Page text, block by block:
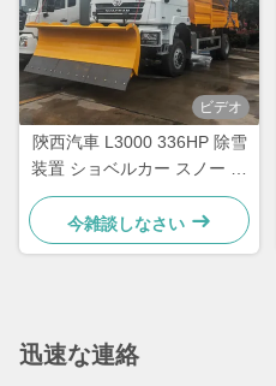
ビデオ
陝西汽車 L3000 336HP 除雪
装置 ショベルカー スノー ス
イーパー トラック
今雑談しなさい
迅速な連絡